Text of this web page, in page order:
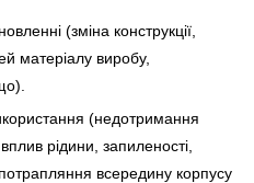
(зміна конструкції,
матеріалу виробу,
(недотримання
рідини, запиленості,
всередину корпусу